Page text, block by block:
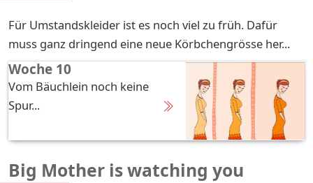
Für Umstandskleider ist es noch viel zu früh. Dafür
muss ganz dringend eine neue Körbchengrösse her...
Woche 10
Vom Bäuchlein noch keine
Spur...
Big Mother is watching you